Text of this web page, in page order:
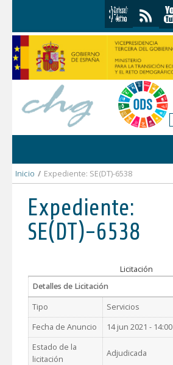
Inicio / Expediente: SE(DT)-6538
Expediente:
SE(DT)-6538
Licitación
Detalles de Licitación
Tipo
Servicios
Fecha de Anuncio
14 jun 2021 - 14:00
Estado de la
licitación
Adjudicada